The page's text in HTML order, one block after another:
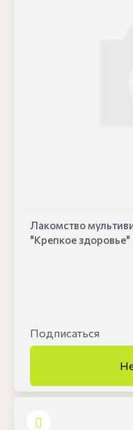
Лакомство
"Крепкое здоровье"
Подписаться